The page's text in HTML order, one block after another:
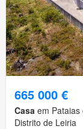
665 000 €
Casa em
Distrito de Leiria